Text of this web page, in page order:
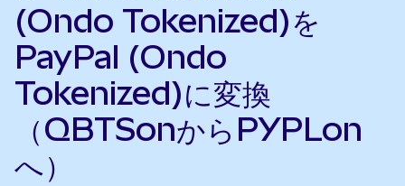
(Ondo Tokenized)を
PayPal (Ondo
Tokenized)に変換
（QBTSonからPYPLon
へ）